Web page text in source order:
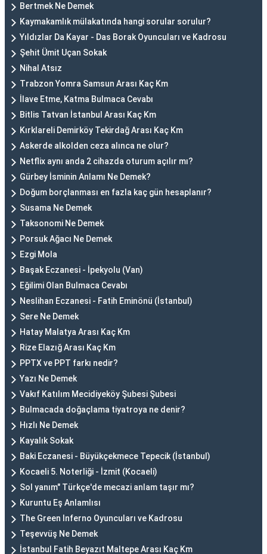
Bertmek Ne Demek
Kaymakamlık mülakatında hangi sorular sorulur?
Yıldızlar Da Kayar - Das Borak Oyuncuları ve Kadrosu
Şehit Ümit Uçan Sokak
Nihal Atsız
Trabzon Yomra Samsun Arası Kaç Km
İlave Etme, Katma Bulmaca Cevabı
Bitlis Tatvan İstanbul Arası Kaç Km
Kırklareli Demirköy Tekirdağ Arası Kaç Km
Askerde alkolden ceza alınca ne olur?
Netflix aynı anda 2 cihazda oturum açılır mı?
Gürbey İsminin Anlamı Ne Demek?
Doğum borçlanması en fazla kaç gün hesaplanır?
Susama Ne Demek
Taksonomi Ne Demek
Porsuk Ağacı Ne Demek
Ezgi Mola
Başak Eczanesi - İpekyolu (Van)
Eğilimi Olan Bulmaca Cevabı
Neslihan Eczanesi - Fatih Eminönü (İstanbul)
Sere Ne Demek
Hatay Malatya Arası Kaç Km
Rize Elazığ Arası Kaç Km
PPTX ve PPT farkı nedir?
Yazı Ne Demek
Vakıf Katılım Mecidiyeköy Şubesi Şubesi
Bulmacada doğaçlama tiyatroya ne denir?
Hızlı Ne Demek
Kayalık Sokak
Baki Eczanesi - Büyükçekmece Tepecik (İstanbul)
Kocaeli 5. Noterliği - İzmit (Kocaeli)
Sol yanım" Türkçe'de mecazi anlam taşır mı?
Kuruntu Eş Anlamlısı
The Green Inferno Oyuncuları ve Kadrosu
Teşevvüş Ne Demek
İstanbul Fatih Beyazıt Maltepe Arası Kaç Km